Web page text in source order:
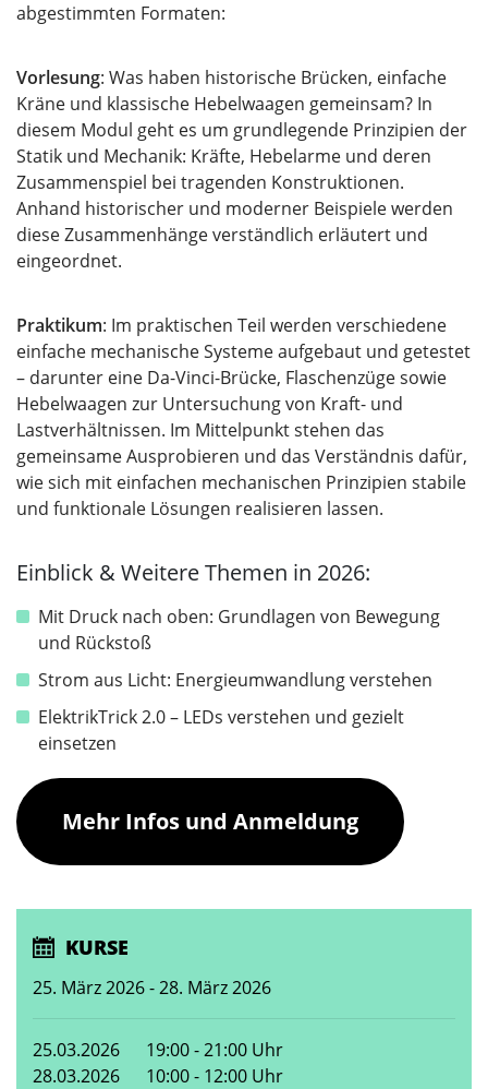
abgestimmten Formaten:
Vorlesung: Was haben historische Brücken, einfache
Kräne und klassische Hebelwaagen gemeinsam? In
diesem Modul geht es um grundlegende Prinzipien der
Statik und Mechanik: Kräfte, Hebelarme und deren
Zusammenspiel bei tragenden Konstruktionen.
Anhand historischer und moderner Beispiele werden
diese Zusammenhänge verständlich erläutert und
eingeordnet.
Praktikum: Im praktischen Teil werden verschiedene
einfache mechanische Systeme aufgebaut und getestet
– darunter eine Da-Vinci-Brücke, Flaschenzüge sowie
Hebelwaagen zur Untersuchung von Kraft- und
Lastverhältnissen. Im Mittelpunkt stehen das
gemeinsame Ausprobieren und das Verständnis dafür,
wie sich mit einfachen mechanischen Prinzipien stabile
und funktionale Lösungen realisieren lassen.
Einblick & Weitere Themen in 2026:
Mit Druck nach oben: Grundlagen von Bewegung
und Rückstoß
Strom aus Licht: Energieumwandlung verstehen
ElektrikTrick 2.0 – LEDs verstehen und gezielt
einsetzen
Mehr Infos und Anmeldung
KURSE
25. März 2026 - 28. März 2026
25.03.2026
19:00 - 21:00 Uhr
28.03.2026
10:00 - 12:00 Uhr